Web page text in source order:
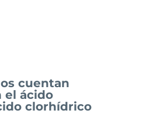
cuentan
el ácido
clorhídrico